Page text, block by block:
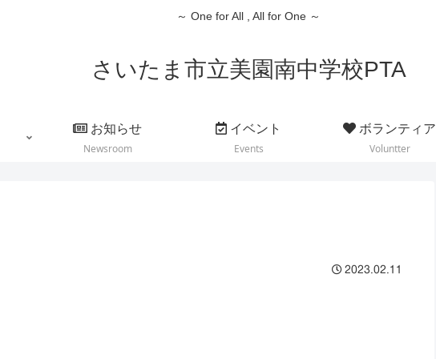
～ One for All , All for One ～
さいたま市立美園南中学校PTA
お知らせ
Newsroom
イベント
Events
ボランティア
Voluntter
2023.02.11